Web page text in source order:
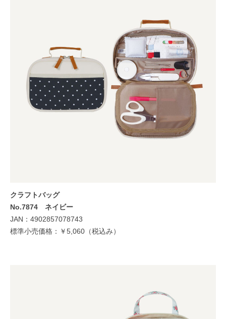
クラフトバッグ
No.7874 ネイビー
JAN：4902857078743
標準小売価格：￥5,060（税込み）